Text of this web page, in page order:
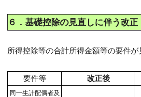
６．基礎控除の見直しに伴う改正
所得控除等の合計所得金額等の要件が
要件等 改正後
同一生計配偶者及